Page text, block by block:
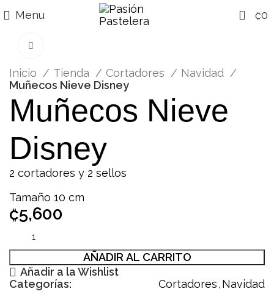
Menu 0 ₡0
Inicio Tienda Cortadores
Navidad
Muñecos Nieve Disney
Muñecos Nieve
Disney
2 cortadores y 2 sellos
Tamaño 10 cm
₡5,600
AÑADIR AL CARRITO
Añadir a la Wishlist
Categorías:
Cortadores,Navidad